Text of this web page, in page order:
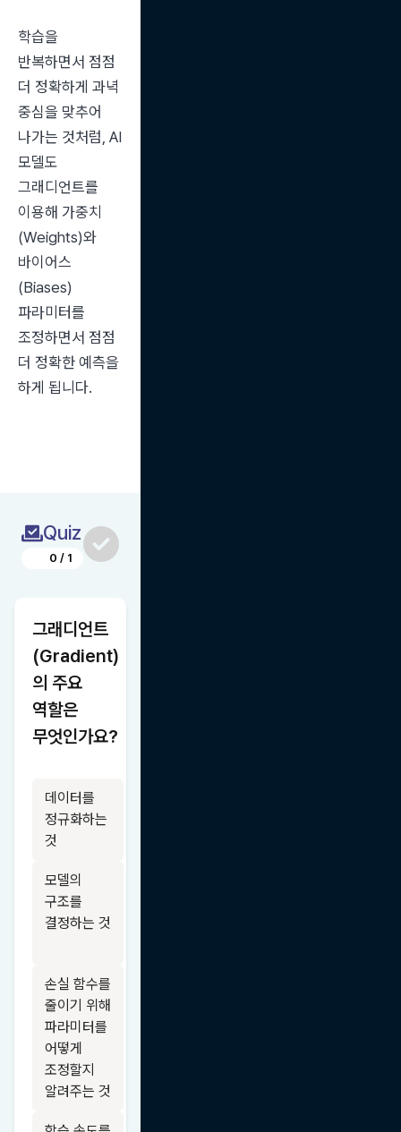
학습을
반복하면서 점점
더 정확하게 과녁
중심을 맞추어
나가는 것처럼, AI
모델도
그래디언트를
이용해 가중치
(Weights)와
바이어스
(Biases)
파라미터를
조정하면서 점점
더 정확한 예측을
하게 됩니다.
Quiz
0 / 1
그래디언트
(Gradient)
의 주요
역할은
무엇인가요?
데이터를
정규화하는
것
모델의
구조를
결정하는 것
손실 함수를
줄이기 위해
파라미터를
어떻게
조정할지
알려주는 것